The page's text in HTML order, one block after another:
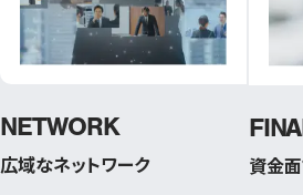
NETWORK
広域なネットワーク
資金